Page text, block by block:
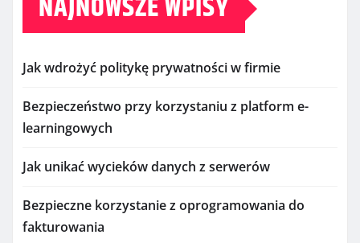
Jak wdrożyć politykę prywatności w firmie
Bezpieczeństwo przy korzystaniu z platform e-
learningowych
Jak unikać wycieków danych z serwerów
Bezpieczne korzystanie z oprogramowania do
fakturowania